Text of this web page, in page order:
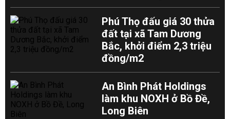
Phú Thọ đấu giá 30 thửa
đất tại xã Tam Dương
Bắc, khởi điểm 2,3 triệu
đồng/m2
An Bình Phát Holdings
làm khu NOXH ở Bồ Đề,
Long Biên